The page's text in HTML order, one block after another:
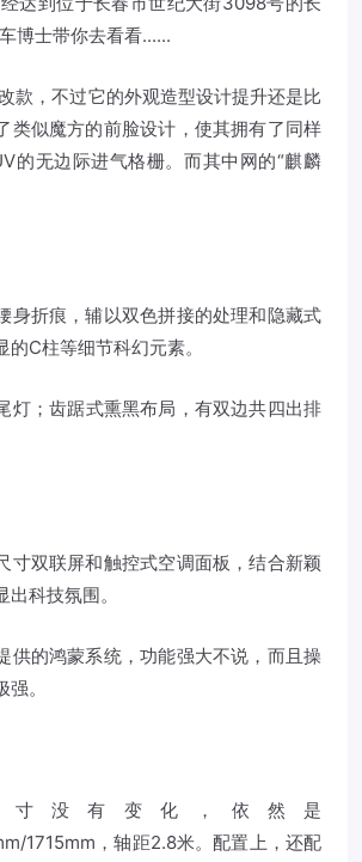
博士带你去看看......
款，不过它的外观造型设计提升还是比
类似魔方的前脸设计，使其拥有了同样
的无边际进气格栅。而其中网的“麒麟
身折痕，辅以双色拼接的处理和隐藏式
C柱等细节科幻元素。
灯；齿踞式熏黑布局，有双边共四出排
寸双联屏和触控式空调面板，结合新颖
科技氛围。
供的鸿蒙系统，功能强大不说，而且操
。
寸没有变化，依然是
1715mm，轴距2.8米。配置上，还配